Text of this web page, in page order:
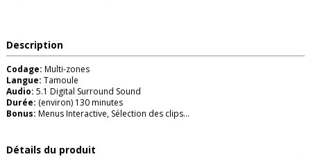
Description
Codage: Multi-zones
Langue: Tamoule
Audio: 5.1 Digital Surround Sound
Durée: (environ) 130 minutes
Bonus: Menus Interactive, Sélection des clips...
Détails du produit